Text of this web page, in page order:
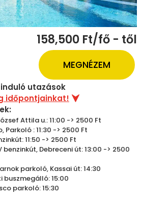
158,500 Ft/fő - től
MEGNÉZEM
utazások
időpontjainkat!
Attila u.: 11:00 -> 2500 Ft
Parkoló : 11:30 -> 2500 Ft
11:50 -> 2500 Ft
Debreceni út: 13:00 -> 2500
parkoló, Kassai út: 14:30
buszmegálló: 15:00
parkoló: 15:30